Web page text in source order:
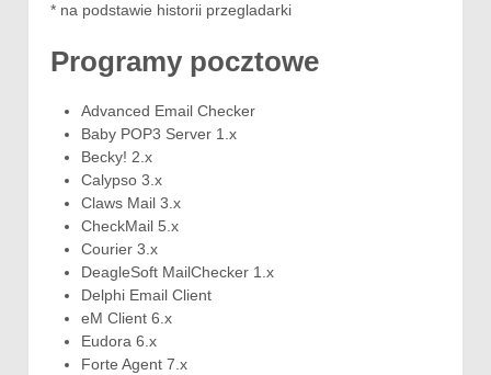
* na podstawie historii przegladarki
Programy pocztowe
Advanced Email Checker
Baby POP3 Server 1.x
Becky! 2.x
Calypso 3.x
Claws Mail 3.x
CheckMail 5.x
Courier 3.x
DeagleSoft MailChecker 1.x
Delphi Email Client
eM Client 6.x
Eudora 6.x
Forte Agent 7.x